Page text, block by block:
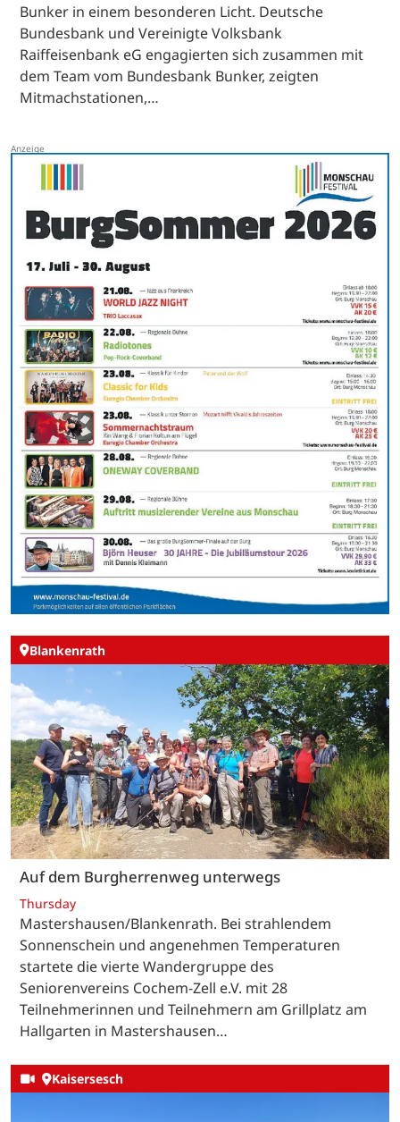
Bunker in einem besonderen Licht. Deutsche
Bundesbank und Vereinigte Volksbank
Raiffeisenbank eG engagierten sich zusammen mit
dem Team vom Bundesbank Bunker, zeigten
Mitmachstationen,…
Blankenrath
Auf dem Burgherrenweg unterwegs
Thursday
Mastershausen/Blankenrath. Bei strahlendem
Sonnenschein und angenehmen Temperaturen
startete die vierte Wandergruppe des
Seniorenvereins Cochem-Zell e.V. mit 28
Teilnehmerinnen und Teilnehmern am Grillplatz am
Hallgarten in Mastershausen…
Kaisersesch